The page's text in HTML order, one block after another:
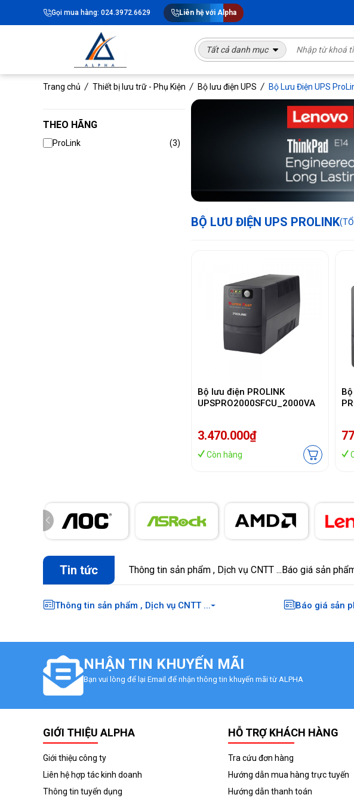
Gọi mua hàng: 024.3972.6629 Liên hệ với Alpha
Tất cả danh mục
Trang chủ Thiết bị lưu trữ - Phụ Kiện Bộ lưu điện UPS Bộ Lưu Điện UPS
THEO HÃNG
ProLink (3)
BỘ LƯU ĐIỆN UPS PROLINK
Bộ lưu điện PROLINK
UPSPRO2000SFCU_2000VA
3.470.000₫
Còn hàng
Tin tức Thông tin sản phẩm , Dịch vụ CNTT ... Báo giá sản
Thông tin sản phẩm , Dịch vụ CNTT ... Báo giá sản
NHẬN TIN KHUYẾN MÃI
Bạn vui lòng để lại Email để nhận thông tin khuyến mãi từ ALPHA
GIỚI THIỆU ALPHA
Giới thiệu công ty
Liên hệ hợp tác kinh doanh
Thông tin tuyển dụng
HỖ TRỢ KHÁCH HÀNG
Tra cứu đơn hàng
Hướng dẫn mua hàng trực tuyến
Hướng dẫn thanh toán